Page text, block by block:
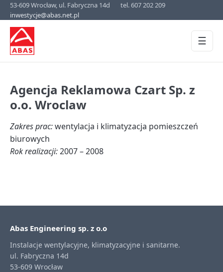
53-609 Wrocław, ul. Fabryczna 14d
tel. 607 202 209
inwestycje@abas.net.pl
☰
Agencja Reklamowa Czart Sp. z
o.o. Wroclaw
Zakres prac:wentylacja i klimatyzacja pomieszczeń
biurowych
Rok realizacji:2007 – 2008
Abas Engineering sp. z o.o
Instalacje wentylacyjne, klimatyzacyjne i sanitarne.
ul. Fabryczna 14d
53-609 Wrocław